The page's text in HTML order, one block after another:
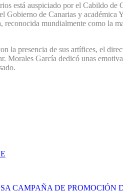
está auspiciado por el Cabildo
de Canarias y
mundialmente como la
la presencia de sus artífices, el
Morales García dedicó unas
CAMPAÑA DE